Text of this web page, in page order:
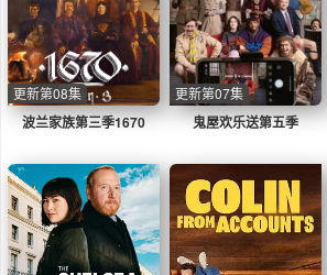
波兰家族第三季1670
更新第08集
鬼屋欢乐送第五季
更新第07集